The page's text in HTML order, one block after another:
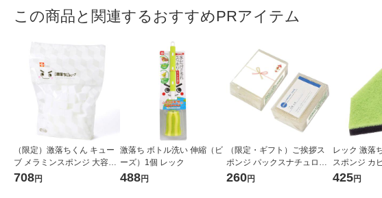
この商品と関連するおすすめPRアイテム
（限定）激落ちくん キュー
ブ メラミンスポンジ 大容量
1パック（120個入）キッチ
708円
激落ち ボトル洗い 伸縮（ビ
ーズ）1個 レック
488円
（限定・ギフト）ご挨拶ス
ポンジ パックスナチュロン
キッチンスポンジ 長持ち ナ
260円
レック 激落
スポンジ カ
ーナー（ハ
425円